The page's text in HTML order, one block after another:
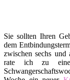
Sie sollten Ihren
dem
zwischen sechs
rate ich zu